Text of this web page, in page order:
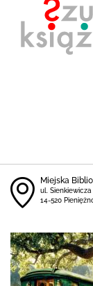
Miejska
ul. Sienkiewicza
14-520